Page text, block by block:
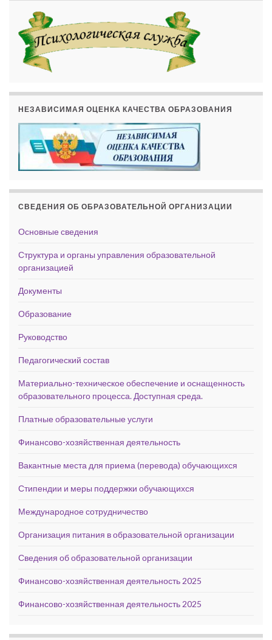
НЕЗАВИСИМАЯ ОЦЕНКА КАЧЕСТВА ОБРАЗОВАНИЯ
СВЕДЕНИЯ ОБ ОБРАЗОВАТЕЛЬНОЙ ОРГАНИЗАЦИИ
Основные сведения
Структура и органы управления образовательной
организацией
Документы
Образование
Руководство
Педагогический состав
Материально-техническое обеспечение и оснащенность
образовательного процесса. Доступная среда.
Платные образовательные услуги
Финансово-хозяйственная деятельность
Вакантные места для приема (перевода) обучающихся
Стипендии и меры поддержки обучающихся
Международное сотрудничество
Организация питания в образовательной организации
Сведения об образовательной организации
Финансово-хозяйственная деятельность 2025
Финансово-хозяйственная деятельность 2025